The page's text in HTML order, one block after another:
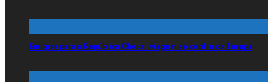
Emigrar para a República Checa: viagem ao centro da Europa